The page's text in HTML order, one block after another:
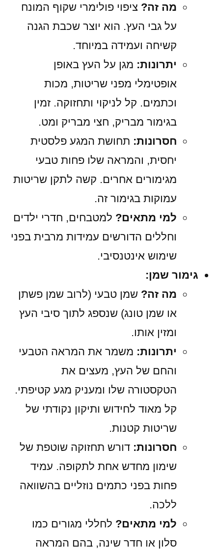
מה זה? ציפוי פולימרי שקוף המונח
על גבי העץ. הוא יוצר שכבת הגנה
קשיחה ועמידה במיוחד.
יתרונות: מגן על העץ באופן
אופטימלי מפני שריטות, מכות
וכתמים. קל לניקוי ותחזוקה. זמין
בגימור מבריק, חצי מבריק ומט.
חסרונות: תחושת המגע פלסטית
יחסית, והמראה שלו פחות טבעי
מגימורים אחרים. קשה לתקן שריטות
עמוקות בגימור זה.
למי מתאים? למטבחים, חדרי ילדים
וחללים הדורשים עמידות מרבית בפני
שימוש אינטנסיבי.
גימור שמן:
מה זה? שמן טבעי (לרוב שמן פשתן
או שמן טונג) שנספג לתוך סיבי העץ
ומזין אותו.
יתרונות: משמר את המראה הטבעי
והחם של העץ, מעצים את
הטקסטורה שלו ומעניק מגע קטיפתי.
קל מאוד לחידוש ותיקון נקודתי של
שריטות קטנות.
חסרונות: דורש תחזוקה שוטפת של
שימון מחדש אחת לתקופה. עמיד
פחות בפני כתמים נוזליים בהשוואה
ללכה.
למי מתאים? לחללי מגורים כמו
סלון או חדר שינה, בהם המראה